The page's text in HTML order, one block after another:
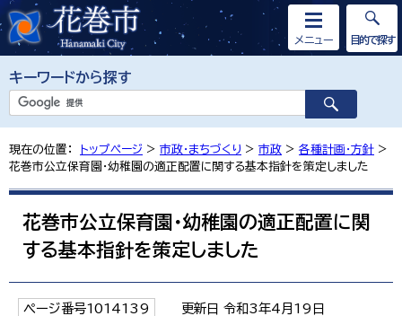
キーワードから探す
メニュー 目的で探す
現在の位置： トップページ > 市政・まちづくり > 市政 > 各種計画・方針 >
花巻市公立保育園・幼稚園の適正配置に関する基本指針を策定しました
花巻市公立保育園・幼稚園の適正配置に関
する基本指針を策定しました
ページ番号1014139 更新日 令和3年4月19日